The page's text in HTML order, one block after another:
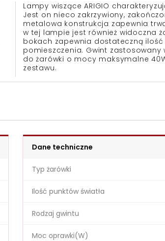
Lampy wiszące ARIGIO
Jest on nieco zakrzywiony,
metalowa konstrukcja zapewnia
w tej lampie jest również widoczna
bokach zapewnia dostateczną
pomieszczenia. Gwint
do żarówki o mocy maksymalne
zestawu.
Dane techniczne
Typ żarówki
Ilość punktów światła
Rodzaj gwintu
Moc oprawki(W)